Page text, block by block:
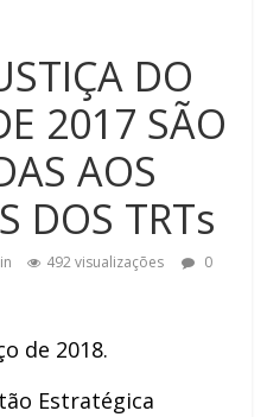
DO
2017 SÃO
AOS
DOS TRTs
492 visualizações
0
de 2018.
Estratégica